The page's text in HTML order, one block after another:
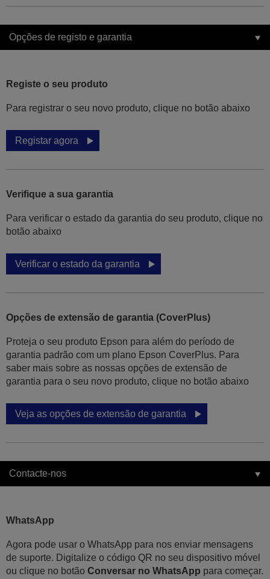
Opções de registo e garantia
Registe o seu produto
Para registrar o seu novo produto, clique no botão abaixo
Registar agora
Verifique a sua garantia
Para verificar o estado da garantia do seu produto, clique no
botão abaixo
Verificar o estado da garantia
Opções de extensão de garantia (CoverPlus)
Proteja o seu produto Epson para além do período de
garantia padrão com um plano Epson CoverPlus. Para
saber mais sobre as nossas opções de extensão de
garantia para o seu novo produto, clique no botão abaixo
Veja as opções de extensão de garantia
Contacte-nos
WhatsApp
Agora pode usar o WhatsApp para nos enviar mensagens
de suporte. Digitalize o código QR no seu dispositivo móvel
ou clique no botão Conversar no WhatsApp para começar.